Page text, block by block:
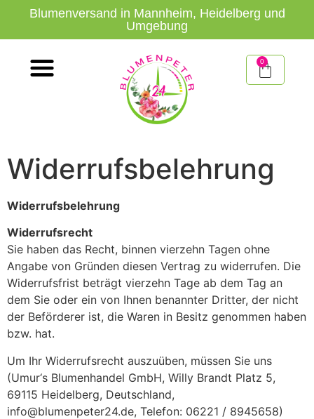
Blumenversand in Mannheim, Heidelberg und
Umgebung
0
Widerrufsbelehrung
Widerrufsbelehrung
Widerrufsrecht
Sie haben das Recht, binnen vierzehn Tagen ohne
Angabe von Gründen diesen Vertrag zu widerrufen. Die
Widerrufsfrist beträgt vierzehn Tage ab dem Tag an
dem Sie oder ein von Ihnen benannter Dritter, der nicht
der Beförderer ist, die Waren in Besitz genommen haben
bzw. hat.
Um Ihr Widerrufsrecht auszuüben, müssen Sie uns
(Umur‘s Blumenhandel GmbH, Willy Brandt Platz 5,
69115 Heidelberg, Deutschland,
info@blumenpeter24.de, Telefon: 06221 / 8945658)